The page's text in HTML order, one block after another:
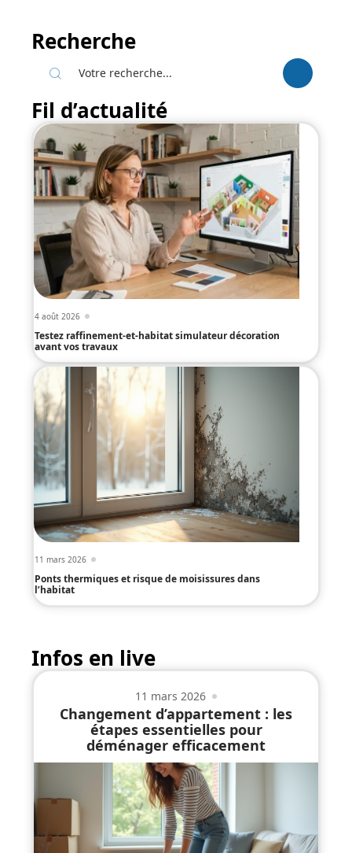
Recherche
Fil d’actualité
4 août 2026
Testez raffinement-et-habitat simulateur décoration
avant vos travaux
11 mars 2026
Ponts thermiques et risque de moisissures dans
l’habitat
Infos en live
11 mars 2026
Changement d’appartement : les
étapes essentielles pour
déménager efficacement